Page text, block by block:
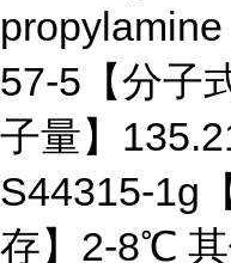
57-5【分子
子量】
S44315-1g
存】2-8℃ 其